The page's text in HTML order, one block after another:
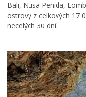
Bali, Nusa Penida,
ostrovy z celkových 17
necelých 30 dní.